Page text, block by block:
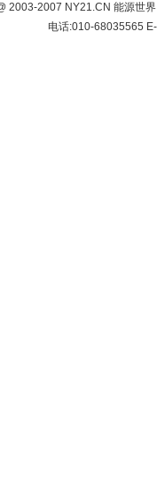
2003-2007 NY21.CN 能源世
电话:010-68035565